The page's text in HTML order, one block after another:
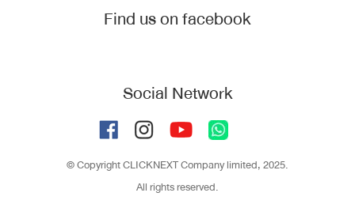
Find us on facebook
Social Network
© Copyright CLICKNEXT Company limited, 2025.
All rights reserved.